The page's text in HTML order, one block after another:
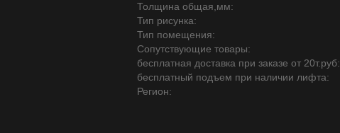
Толщина общая,мм:
Тип рисунка:
Тип помещения:
Сопутствующие товары:
бесплатная доставка при заказе от 20т.руб:
бесплатный подъем при наличии лифта:
Регион: